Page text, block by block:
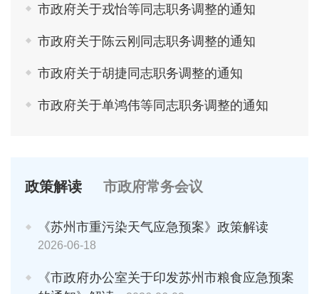
市政府关于戎怡等同志职务调整的通知
市政府关于陈云刚同志职务调整的通知
市政府关于胡捷同志职务调整的通知
市政府关于单鸿伟等同志职务调整的通知
政策解读 市政府常务会议
《苏州市重污染天气应急预案》政策解读
2026-06-18
《市政府办公室关于印发苏州市粮食应急预案